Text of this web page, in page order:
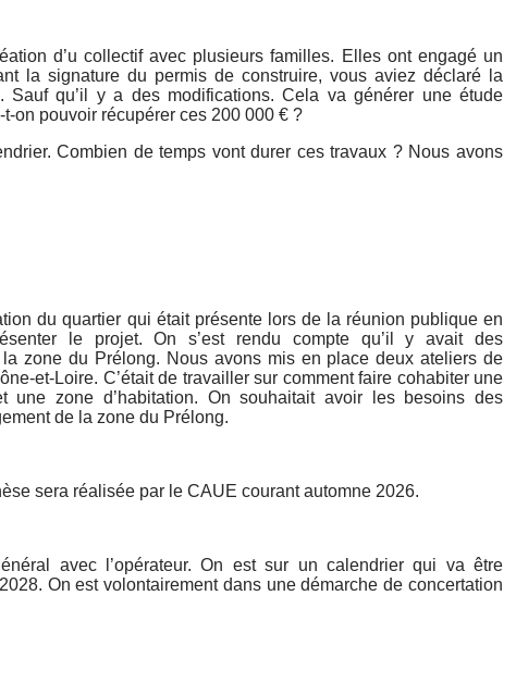
d’u collectif avec plusieurs familles. Elles ont engagé un
la signature du permis de construire, vous aviez déclaré la
Sauf qu’il y a des modifications. Cela va générer une étude
on pouvoir récupérer ces 200 000 € ?
Combien de temps vont durer ces travaux ? Nous avons
du quartier qui était présente lors de la réunion publique en
le projet. On s’est rendu compte qu’il y avait des
zone du Prélong. Nous avons mis en place deux ateliers de
et-Loire. C’était de travailler sur comment faire cohabiter une
une zone d’habitation. On souhaitait avoir les besoins des
de la zone du Prélong.
sera réalisée par le CAUE courant automne 2026.
avec l’opérateur. On est sur un calendrier qui va être
On est volontairement dans une démarche de concertation